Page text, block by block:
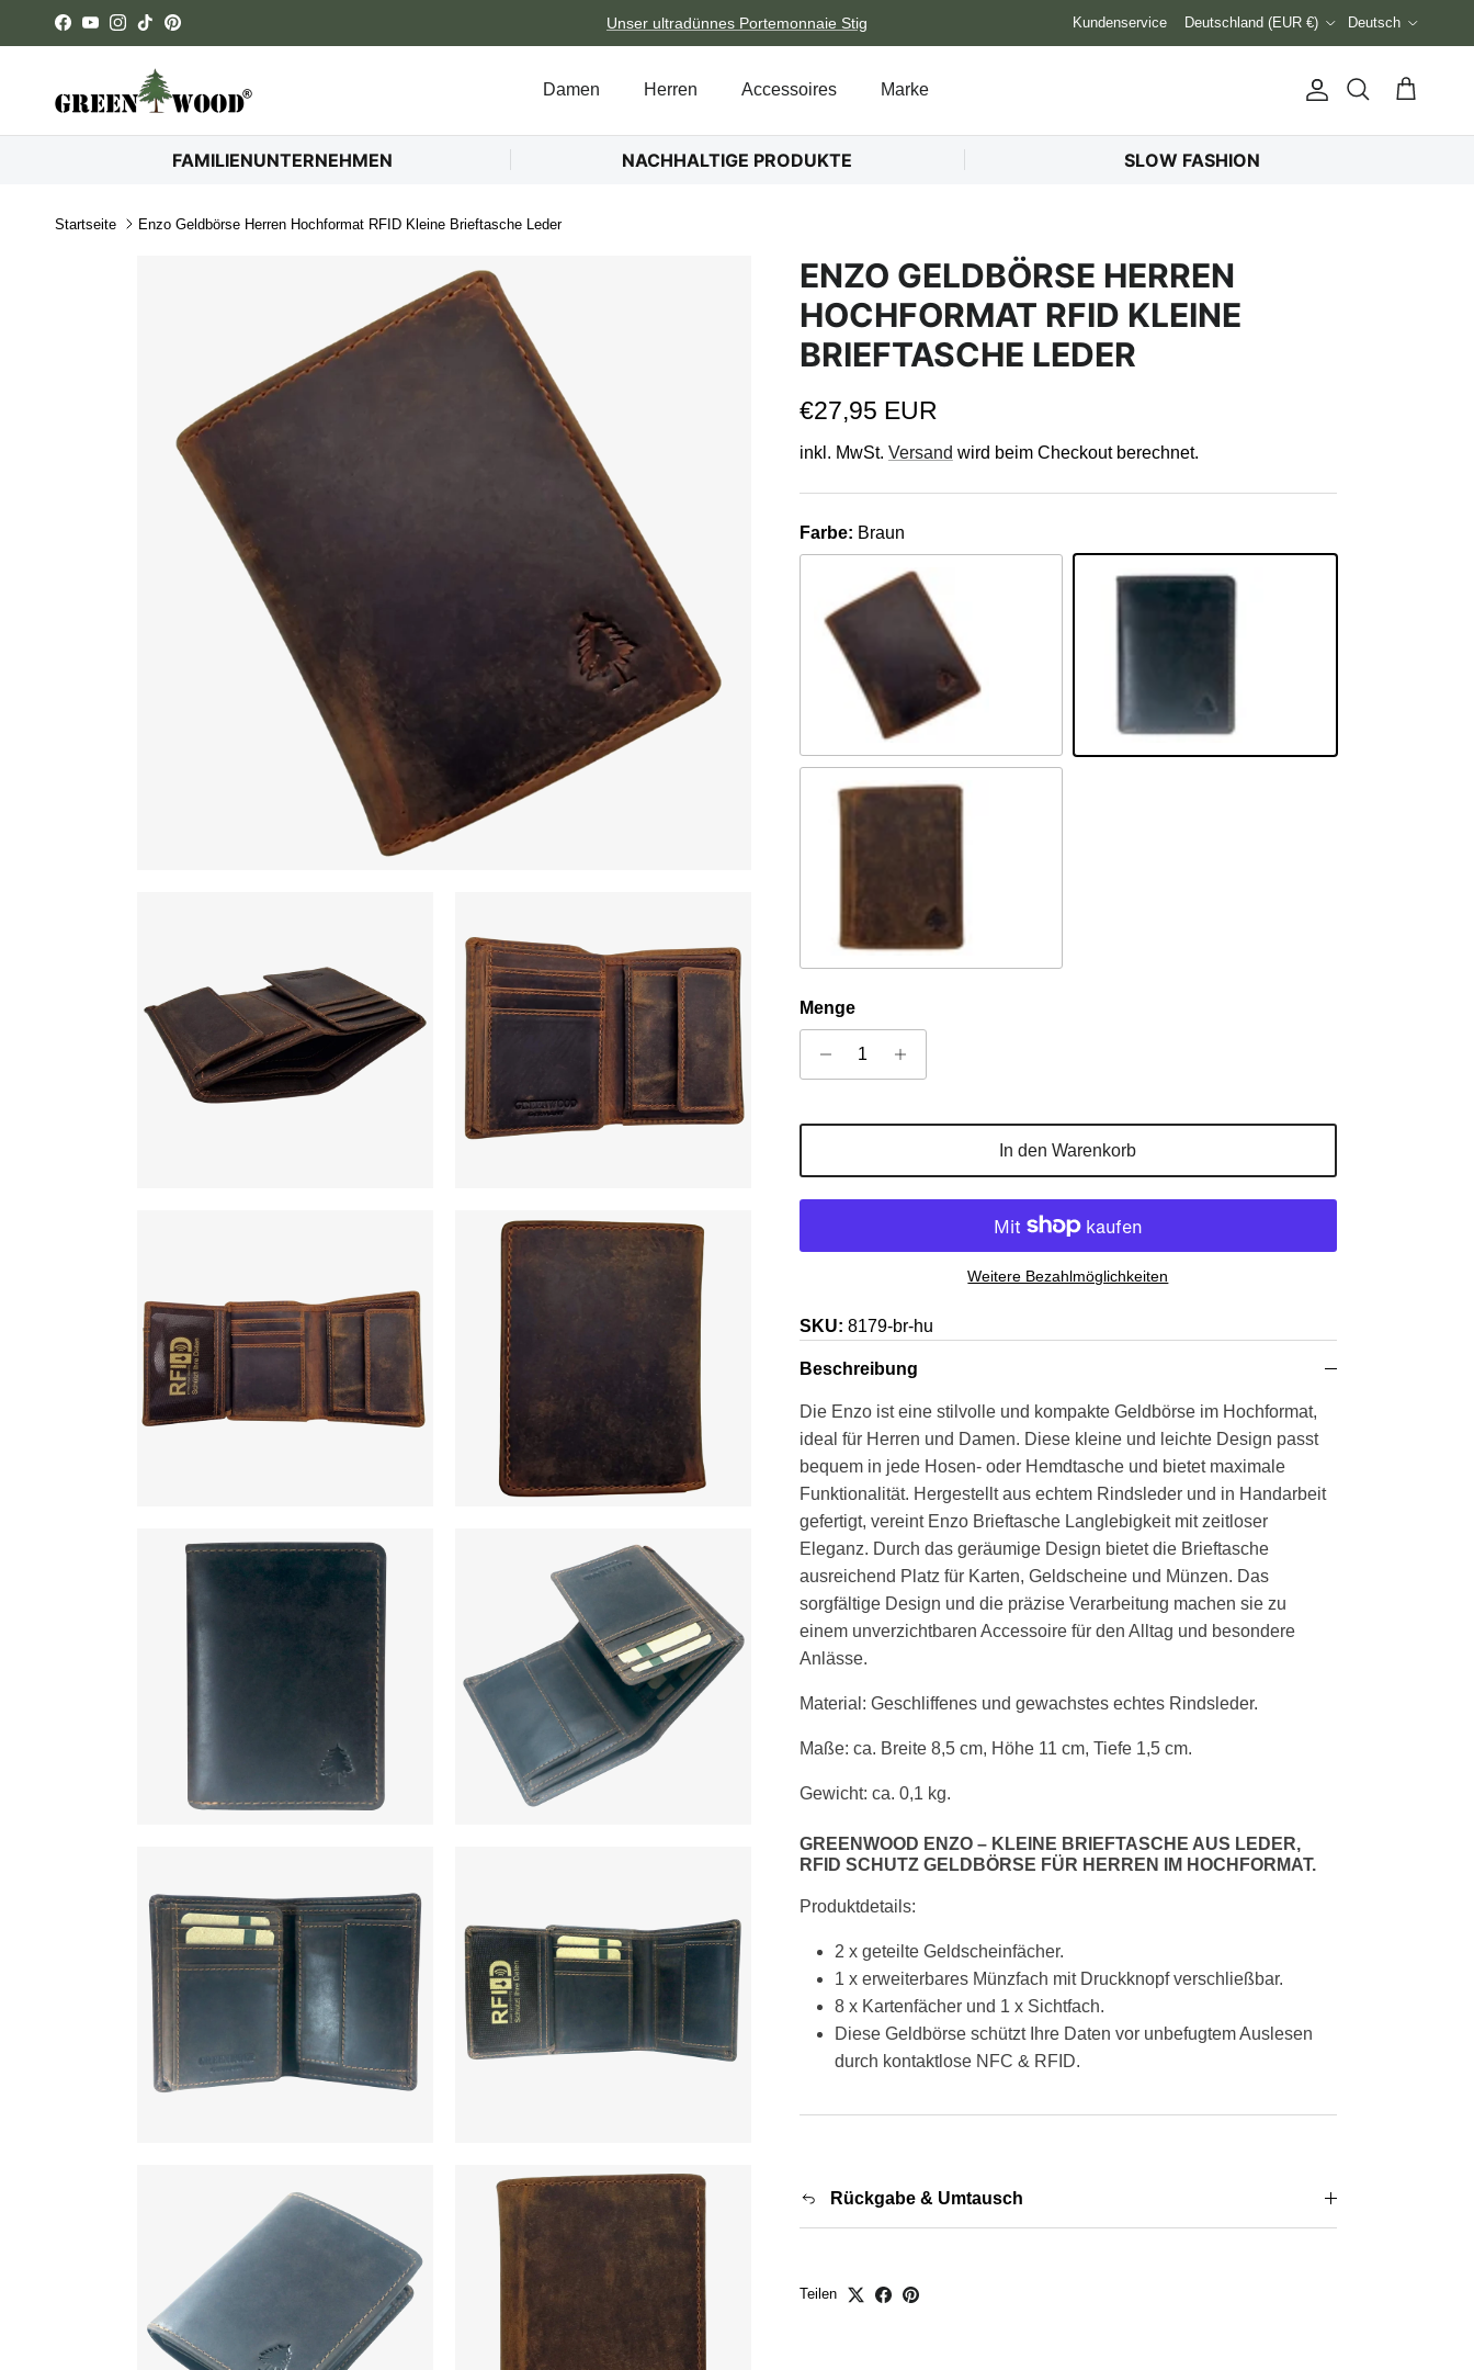
Direkt zum Inhalt
Facebook
YouTubeInstagram
TikTokPinterest Unser ultradünnes Portemonnaie Stig Kundenservice Deutschland (EUR €) Deutsch
Damen Herren Accessoires Marke Konto Suchen
FAMILIENUNTERNEHMEN NACHHALTIGE PRODUKTE SLOW FASHION
Startseite Enzo Geldbörse Herren Hochformat RFID Kleine Brieftasche Leder
ENZO GELDBÖRSE HERREN
HOCHFORMAT RFID KLEINE
BRIEFTASCHE LEDER
Normaler Preis
€27,95 EUR
inkl. MwSt. Versand wird beim Checkout berechnet.
Farbe: Braun
Sandel
Menge
In den Warenkorb
Weitere Bezahlmöglichkeiten
SKU: 8179-br-hu
Beschreibung
Die Enzo ist eine stilvolle und kompakte Geldbörse im Hochformat,
ideal für Herren und Damen. Diese kleine und leichte Design passt
bequem in jede Hosen- oder Hemdtasche und bietet maximale
Funktionalität. Hergestellt aus echtem Rindsleder und in Handarbeit
gefertigt, vereint Enzo Brieftasche Langlebigkeit mit zeitloser
Eleganz. Durch das geräumige Design bietet die Brieftasche
ausreichend Platz für Karten, Geldscheine und Münzen. Das
sorgfältige Design und die präzise Verarbeitung machen sie zu
einem unverzichtbaren Accessoire für den Alltag und besondere
Anlässe.
Material: Geschliffenes und gewachstes echtes Rindsleder.
Maße: ca. Breite 8,5 cm, Höhe 11 cm, Tiefe 1,5 cm.
Gewicht: ca. 0,1 kg.
GREENWOOD ENZO –KLEINE BRIEFTASCHE AUS LEDER,
RFID SCHUTZ GELDBÖRSE FÜR HERREN IM HOCHFORMAT.
Produktdetails:
2 x geteilte Geldscheinfächer.
1 x erweiterbares Münzfach mit Druckknopf verschließbar.
8 x Kartenfächer und 1 x Sichtfach.
Diese Geldbörse schützt Ihre Daten vor unbefugtem Auslesen
durch kontaktlose NFC & RFID.
Rückgabe & Umtausch
Teilen